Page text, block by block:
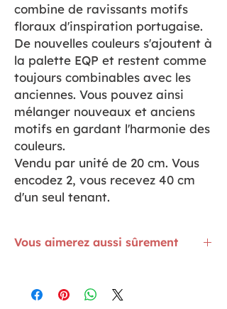
combine de ravissants motifs
floraux d'inspiration portugaise.
De nouvelles couleurs s'ajoutent à
la palette EQP et restent comme
toujours combinables avec les
anciennes. Vous pouvez ainsi
mélanger nouveaux et anciens
motifs en gardant l'harmonie des
couleurs.
Vendu par unité de 20 cm. Vous
encodez 2, vous recevez 40 cm
d'un seul tenant.
Vous aimerez aussi sûrement
collections. Les Roses sont